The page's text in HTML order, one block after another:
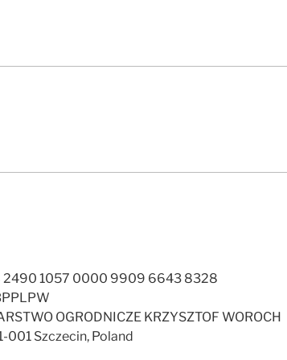
2490 1057 0000 9909 6643 8328
OGRODNICZE KRZYSZTOF WOROCH
001 Szczecin, Poland